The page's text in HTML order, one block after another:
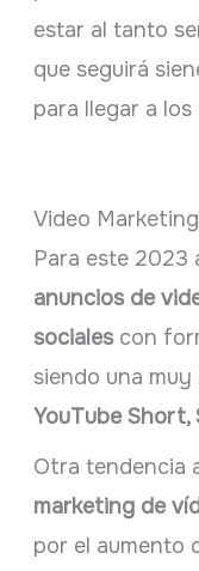
estar al tanto
que seguirá
para llegar a
Video Marketing
Para este 2023
anuncios de
socialescon
siendo una muy
YouTube Short,
Otra tendencia
marketing de
por el aumento